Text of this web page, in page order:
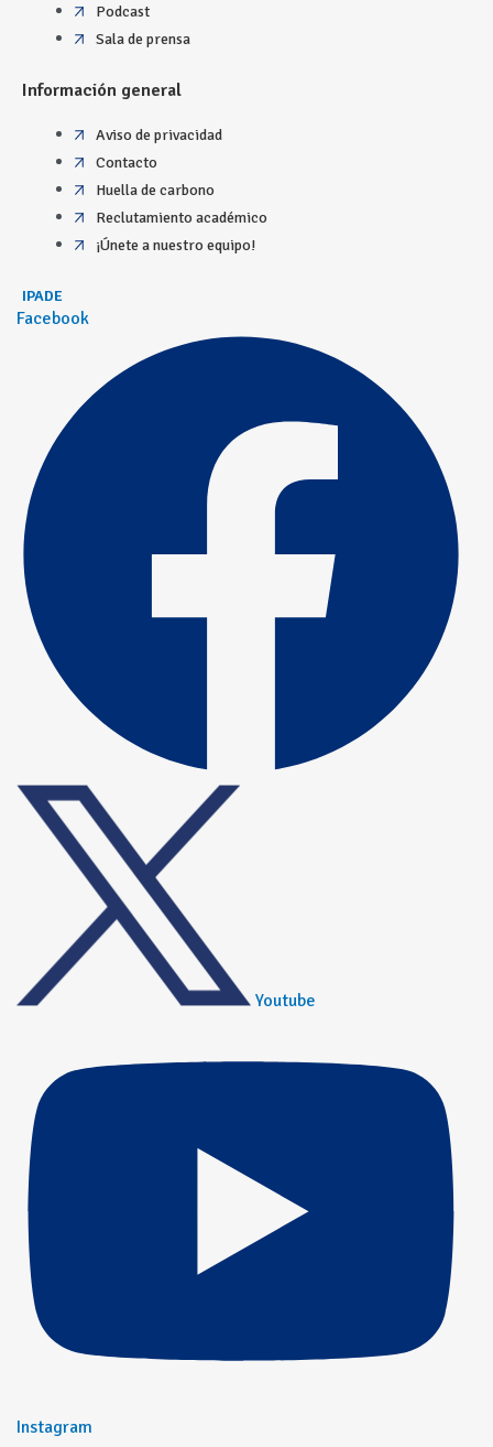
Podcast
Sala de prensa
Información general
Aviso de privacidad
Contacto
Huella de carbono
Reclutamiento académico
¡Únete a nuestro equipo!
IPADE
Facebook
Youtube
Instagram